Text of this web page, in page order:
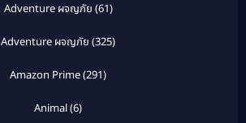
Adventure ผจญภัย (61)
Adventure ผจญภัย (325)
Amazon Prime(291)
Animal(6)